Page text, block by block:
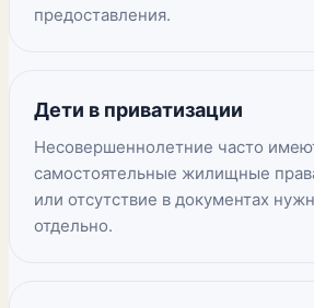
предоставления.
Дети в приватизации
Несовершеннолетние часто
самостоятельные жилищные
или отсутствие в документах
отдельно.